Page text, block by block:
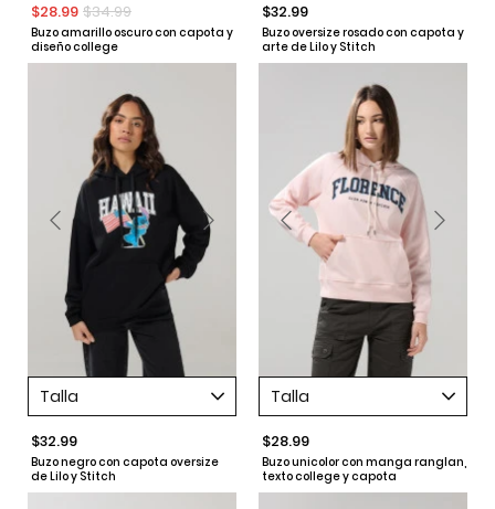
$28.99 $34.99
Buzo amarillo oscuro con capota y
diseño college
$32.99
Buzo oversize rosado con capota y
arte de Lilo y Stitch
Talla
$32.99
Buzo negro con capota oversize
de Lilo y Stitch
Talla
$28.99
Buzo unicolor con manga ranglan,
texto college y capota